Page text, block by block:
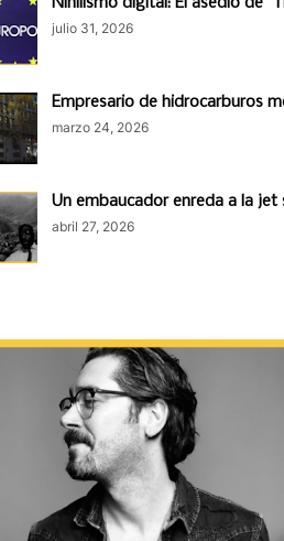
julio 31, 2026
Empresario de hidrocarburos
marzo 24, 2026
Un embaucador enreda a la
abril 27, 2026